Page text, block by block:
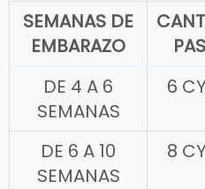
SEMANAS DE
EMBARAZO
DE 4 A 6
SEMANAS
6
DE 6 A 10
SEMANAS
8